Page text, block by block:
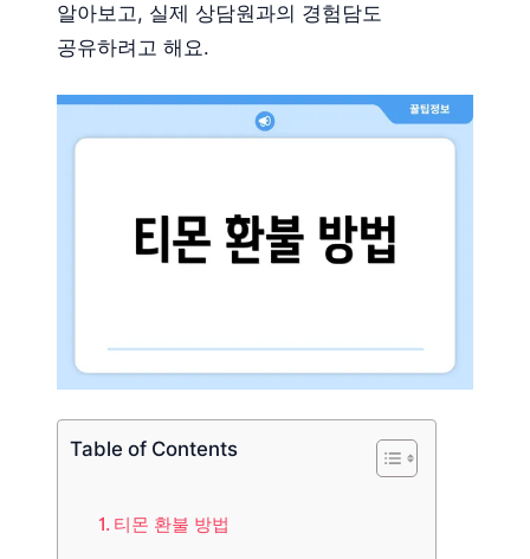
알아보고, 실제 상담원과의 경험담도
공유하려고 해요.
Table of Contents
티몬 환불 방법